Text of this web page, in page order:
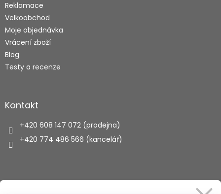
Reklamace
Velkoobchod
Moje objednávka
Vrácení zboží
Blog
Testy a recenze
Kontakt
+420 608 147 072 (prodejna)
+420 774 486 566 (kancelář)